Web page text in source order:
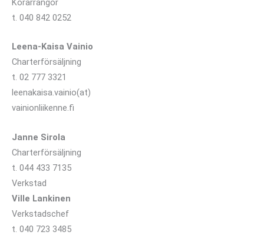
Körarrangör
t. 040 842 0252
Leena-Kaisa Vainio
Charterförsäljning
t. 02 777 3321
leenakaisa.vainio(at)
vainionliikenne.fi
Janne Sirola
Charterförsäljning
t. 044 433 7135
Verkstad
Ville Lankinen
Verkstadschef
t. 040 723 3485